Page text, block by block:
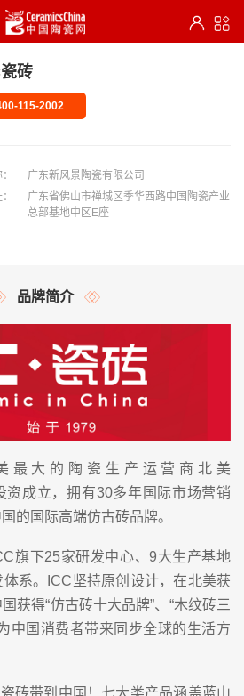
砖
115-2002
广东新风景陶瓷有限公司
广东省佛山市禅城区季华西路中国陶瓷产业
总部基地中区E座
品牌简介
大的陶瓷生产运营商北美
资成立，拥有30多年国际市场营销
的国际高端仿古砖品牌。
旗下25家研发中心、9大生产基地
系。ICC坚持原创设计，在北美获
获得“仿古砖十大品牌”、“木纹砖三
中国消费者带来同步全球的生活方
砖带到中国！七大类产品涵盖蓝山